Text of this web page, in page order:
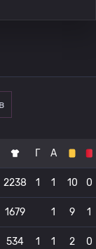
Г А
2238 1 1 10 0
1679 1 9 1
534 1 1 2 0